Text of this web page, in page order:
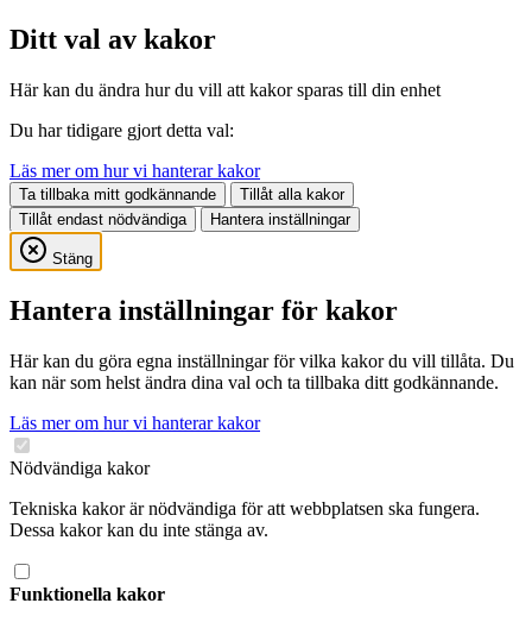
Ditt val av kakor
Här kan du ändra hur du vill att kakor sparas till din enhet
Du har tidigare gjort detta val:
Läs mer om hur vi hanterar kakor
Ta tillbaka mitt godkännande
Tillåt alla kakor
Tillåt endast nödvändiga
Hantera inställningar
Stäng
Hantera inställningar för kakor
Här kan du göra egna inställningar för vilka kakor du vill tillåta. Du
kan när som helst ändra dina val och ta tillbaka ditt godkännande.
Läs mer om hur vi hanterar kakor
Nödvändiga kakor
Tekniska kakor är nödvändiga för att webbplatsen ska fungera.
Dessa kakor kan du inte stänga av.
Funktionella kakor